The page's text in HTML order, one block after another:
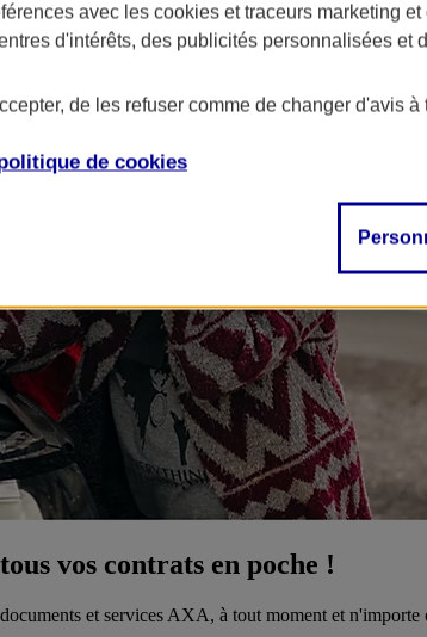
vos contrats en poche !
et services AXA, à tout moment et n'importe
avec les cookies et traceurs marketing
d'intérêts, des publicités personnalisées et
de les refuser comme de changer d'avis
de cookies